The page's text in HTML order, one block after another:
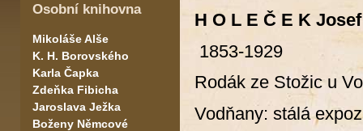
Osobní knihovna
Mikoláše Alše
K. H. Borovského
Karla Čapka
Zdeňka Fibicha
Jaroslava Ježka
Boženy Němcové
H O L E Č E K Josef
1853-1929
Rodák ze Stožic u
Vodňany: stálá